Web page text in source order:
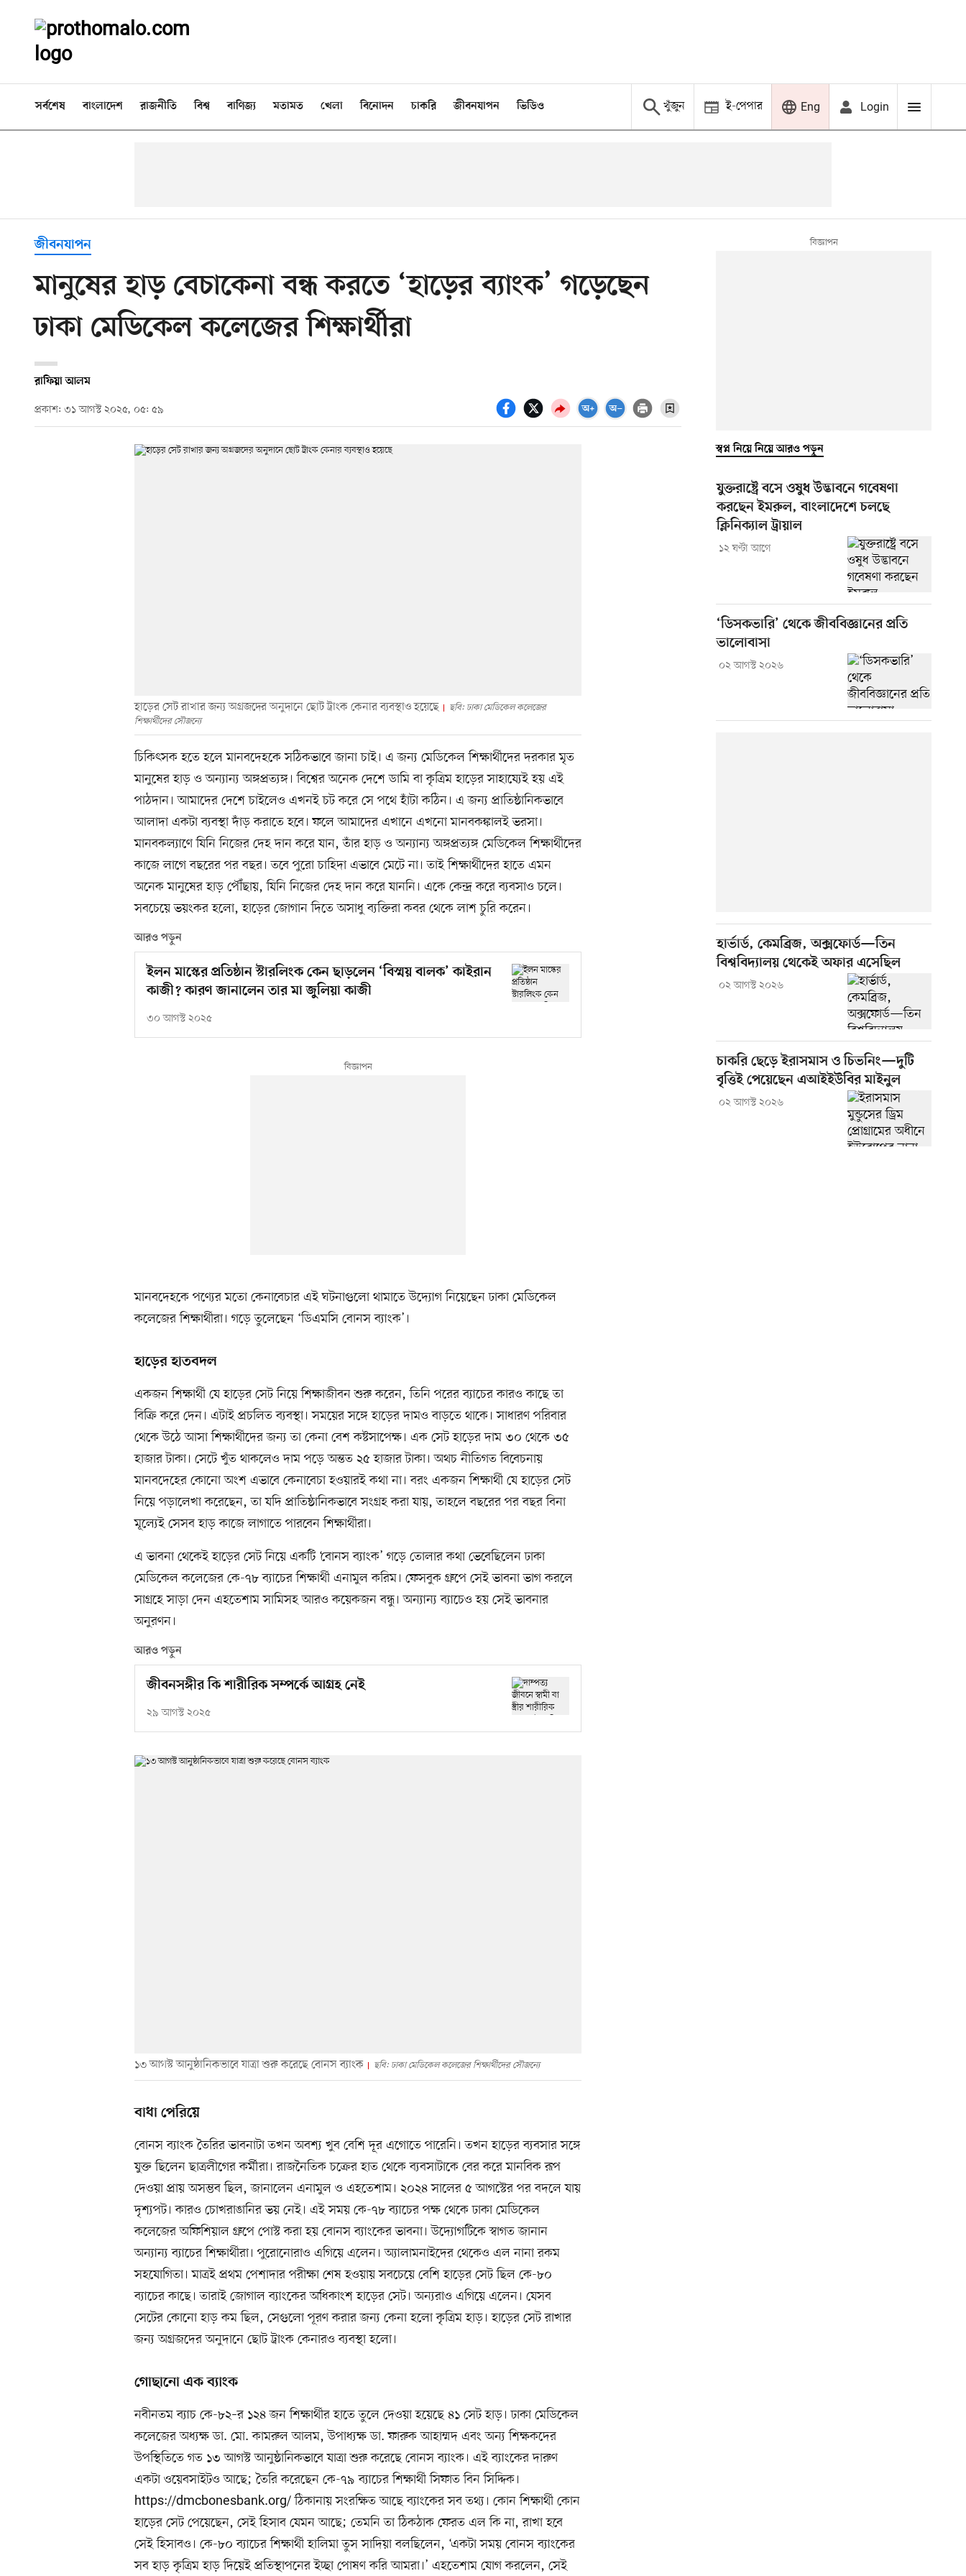
সর্বশেষ বাংলাদেশ রাজনীতি বিশ্ব বাণিজ্য মতামত খেলা বিনোদন চাকরি জীবনযাপন ভিডিও খুঁজুন ই-পেপার Eng Login
জীবনযাপন
মানুষের হাড় বেচাকেনা বন্ধ করতে ‘হাড়ের ব্যাংক’ গড়েছেন
ঢাকা মেডিকেল কলেজের শিক্ষার্থীরা
রাফিয়া আলম
প্রকাশ: ৩১ আগস্ট ২০২৫, ০৫: ৫৯
হাড়ের সেট রাখার জন্য অগ্রজদের অনুদানে ছোট ট্রাংক কেনার ব্যবস্থাও হয়েছে
ছবি: ঢাকা মেডিকেল কলেজের
শিক্ষার্থীদের সৌজন্যে
চিকিৎসক হতে হলে মানবদেহকে সঠিকভাবে জানা চাই। এ জন্য মেডিকেল শিক্ষার্থীদের দরকার মৃত
মানুষের হাড় ও অন্যান্য অঙ্গপ্রত্যঙ্গ। বিশ্বের অনেক দেশে ডামি বা কৃত্রিম হাড়ের সাহায্যেই হয় এই
পাঠদান। আমাদের দেশে চাইলেও এখনই চট করে সে পথে হাঁটা কঠিন। এ জন্য প্রাতিষ্ঠানিকভাবে
আলাদা একটা ব্যবস্থা দাঁড় করাতে হবে। ফলে আমাদের এখানে এখনো মানবকঙ্কালই ভরসা।
মানবকল্যাণে যিনি নিজের দেহ দান করে যান, তাঁর হাড় ও অন্যান্য অঙ্গপ্রত্যঙ্গ মেডিকেল শিক্ষার্থীদের
কাজে লাগে বছরের পর বছর। তবে পুরো চাহিদা এভাবে মেটে না। তাই শিক্ষার্থীদের হাতে এমন
অনেক মানুষের হাড় পৌঁছায়, যিনি নিজের দেহ দান করে যাননি। একে কেন্দ্র করে ব্যবসাও চলে।
সবচেয়ে ভয়ংকর হলো, হাড়ের জোগান দিতে অসাধু ব্যক্তিরা কবর থেকে লাশ চুরি করেন।
আরও পড়ুন
ইলন মাস্কের প্রতিষ্ঠান স্টারলিংক কেন ছাড়লেন ‘বিস্ময় বালক’ কাইরান
কাজী? কারণ জানালেন তার মা জুলিয়া কাজী
৩০ আগস্ট ২০২৫
মানবদেহকে পণ্যের মতো কেনাবেচার এই ঘটনাগুলো থামাতে উদ্যোগ নিয়েছেন ঢাকা মেডিকেল
কলেজের শিক্ষার্থীরা। গড়ে তুলেছেন ‘ডিএমসি বোনস ব্যাংক’।
হাড়ের হাতবদল
একজন শিক্ষার্থী যে হাড়ের সেট নিয়ে শিক্ষাজীবন শুরু করেন, তিনি পরের ব্যাচের কারও কাছে তা
বিক্রি করে দেন। এটাই প্রচলিত ব্যবস্থা। সময়ের সঙ্গে হাড়ের দামও বাড়তে থাকে। সাধারণ পরিবার
থেকে উঠে আসা শিক্ষার্থীদের জন্য তা কেনা বেশ কষ্টসাপেক্ষ। এক সেট হাড়ের দাম ৩০ থেকে ৩৫
হাজার টাকা। সেটে খুঁত থাকলেও দাম পড়ে অন্তত ২৫ হাজার টাকা। অথচ নীতিগত বিবেচনায়
মানবদেহের কোনো অংশ এভাবে কেনাবেচা হওয়ারই কথা না। বরং একজন শিক্ষার্থী যে হাড়ের সেট
নিয়ে পড়ালেখা করেছেন, তা যদি প্রাতিষ্ঠানিকভাবে সংগ্রহ করা যায়, তাহলে বছরের পর বছর বিনা
মূল্যেই সেসব হাড় কাজে লাগাতে পারবেন শিক্ষার্থীরা।
এ ভাবনা থেকেই হাড়ের সেট নিয়ে একটি ‘বোনস ব্যাংক’ গড়ে তোলার কথা ভেবেছিলেন ঢাকা
মেডিকেল কলেজের কে-৭৮ ব্যাচের শিক্ষার্থী এনামুল করিম। ফেসবুক গ্রুপে সেই ভাবনা ভাগ করলে
সাগ্রহে সাড়া দেন এহতেশাম সামিসহ আরও কয়েকজন বন্ধু। অন্যান্য ব্যাচেও হয় সেই ভাবনার
অনুরণন।
আরও পড়ুন
জীবনসঙ্গীর কি শারীরিক সম্পর্কে আগ্রহ নেই
২৯ আগস্ট ২০২৫
১৩ আগস্ট আনুষ্ঠানিকভাবে যাত্রা শুরু করেছে বোনস ব্যাংক ছবি: ঢাকা মেডিকেল কলেজের শিক্ষার্থীদের সৌজন্যে
বাধা পেরিয়ে
বোনস ব্যাংক তৈরির ভাবনাটা তখন অবশ্য খুব বেশি দূর এগোতে পারেনি। তখন হাড়ের ব্যবসার সঙ্গে
যুক্ত ছিলেন ছাত্রলীগের কর্মীরা। রাজনৈতিক চক্রের হাত থেকে ব্যবসাটাকে বের করে মানবিক রূপ
দেওয়া প্রায় অসম্ভব ছিল, জানালেন এনামুল ও এহতেশাম। ২০২৪ সালের ৫ আগস্টের পর বদলে যায়
দৃশ্যপট। কারও চোখরাঙানির ভয় নেই। এই সময় কে-৭৮ ব্যাচের পক্ষ থেকে ঢাকা মেডিকেল
কলেজের অফিশিয়াল গ্রুপে পোস্ট করা হয় বোনস ব্যাংকের ভাবনা। উদ্যোগটিকে স্বাগত জানান
অন্যান্য ব্যাচের শিক্ষার্থীরা। পুরোনোরাও এগিয়ে এলেন। অ্যালামনাইদের থেকেও এল নানা রকম
সহযোগিতা। মাত্রই প্রথম পেশাদার পরীক্ষা শেষ হওয়ায় সবচেয়ে বেশি হাড়ের সেট ছিল কে-৮০
ব্যাচের কাছে। তারাই জোগাল ব্যাংকের অধিকাংশ হাড়ের সেট। অন্যরাও এগিয়ে এলেন। যেসব
সেটের কোনো হাড় কম ছিল, সেগুলো পূরণ করার জন্য কেনা হলো কৃত্রিম হাড়। হাড়ের সেট রাখার
জন্য অগ্রজদের অনুদানে ছোট ট্রাংক কেনারও ব্যবস্থা হলো।
গোছানো এক ব্যাংক
নবীনতম ব্যাচ কে-৮২–র ১২৪ জন শিক্ষার্থীর হাতে তুলে দেওয়া হয়েছে ৪১ সেট হাড়। ঢাকা মেডিকেল
কলেজের অধ্যক্ষ ডা. মো. কামরুল আলম, উপাধ্যক্ষ ডা. ফারুক আহাম্মদ এবং অন্য শিক্ষকদের
উপস্থিতিতে গত ১৩ আগস্ট আনুষ্ঠানিকভাবে যাত্রা শুরু করেছে বোনস ব্যাংক। এই ব্যাংকের দারুণ
একটা ওয়েবসাইটও আছে; তৈরি করেছেন কে-৭৯ ব্যাচের শিক্ষার্থী সিফাত বিন সিদ্দিক।
https://dmcbonesbank.org/ ঠিকানায় সংরক্ষিত আছে ব্যাংকের সব তথ্য। কোন শিক্ষার্থী কোন
হাড়ের সেট পেয়েছেন, সেই হিসাব যেমন আছে; তেমনি তা ঠিকঠাক ফেরত এল কি না, রাখা হবে
সেই হিসাবও। কে-৮০ ব্যাচের শিক্ষার্থী হালিমা তুস সাদিয়া বলছিলেন, ‘একটা সময় বোনস ব্যাংকের
সব হাড় কৃত্রিম হাড় দিয়েই প্রতিস্থাপনের ইচ্ছা পোষণ করি আমরা।’ এহতেশাম যোগ করলেন, সেই
স্বপ্ন নিয়ে নিয়ে আরও পড়ুন
যুক্তরাষ্ট্রে বসে ওষুধ উদ্ভাবনে গবেষণা
করছেন ইমরুল, বাংলাদেশে চলছে
ক্লিনিক্যাল ট্রায়াল
১২ ঘণ্টা আগে
‘ডিসকভারি’ থেকে জীববিজ্ঞানের প্রতি
ভালোবাসা
০২ আগস্ট ২০২৬
হার্ভার্ড, কেমব্রিজ, অক্সফোর্ড—তিন
বিশ্ববিদ্যালয় থেকেই অফার এসেছিল
০২ আগস্ট ২০২৬
চাকরি ছেড়ে ইরাসমাস ও চিভনিং—দুটি
বৃত্তিই পেয়েছেন এআইইউবির মাইনুল
০২ আগস্ট ২০২৬